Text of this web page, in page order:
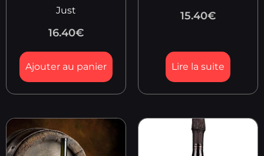
Just
16.40€
Ajouter au panier
15.40€
Lire la suite